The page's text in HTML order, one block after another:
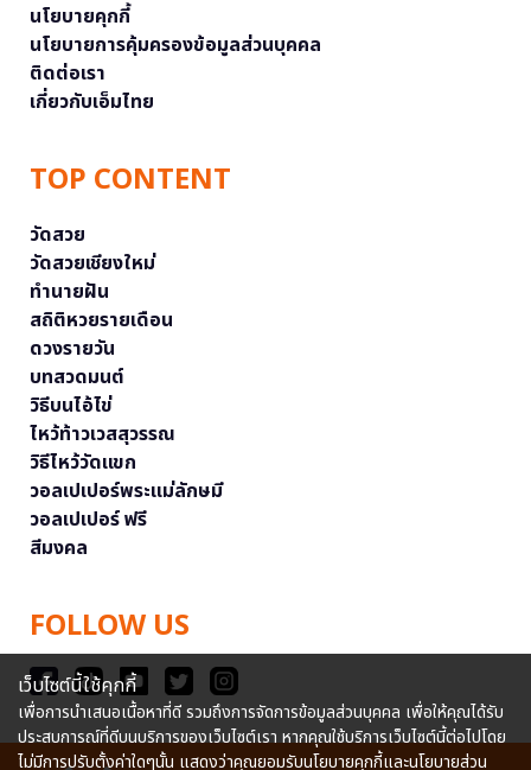
นโยบายคุกกี้
นโยบายการคุ้มครองข้อมูลส่วนบุคคล
ติดต่อเรา
เกี่ยวกับเอ็มไทย
TOP CONTENT
วัดสวย
วัดสวยเชียงใหม่
ทำนายฝัน
สถิติหวยรายเดือน
ดวงรายวัน
บทสวดมนต์
วิธีบนไอ้ไข่
ไหว้ท้าวเวสสุวรรณ
วิธีไหว้วัดแขก
วอลเปเปอร์พระแม่ลักษมี
วอลเปเปอร์ ฟรี
สีมงคล
FOLLOW US
เว็บไซต์นี้ใช้คุกกี้
เพื่อการนำเสนอเนื้อหาที่ดี รวมถึงการจัดการข้อมูลส่วนบุคคล เพื่อให้คุณได้รับ
ประสบการณ์ที่ดีบนบริการของเว็บไซต์เรา หากคุณใช้บริการเว็บไซต์นี้ต่อไปโดย
ไม่มีการปรับตั้งค่าใดๆนั้น แสดงว่าคุณยอมรับนโยบายคุกกี้และนโยบายส่วน